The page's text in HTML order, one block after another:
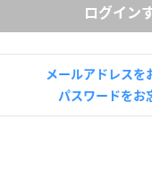
ログイン
メールアドレスを
パスワードをお